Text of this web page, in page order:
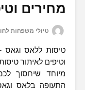
מחירים
טיולי משפחות
טיסות ללאס וגאס
וטיפים לאיתור
מיוחד שיחסוך
התעופה בלאס